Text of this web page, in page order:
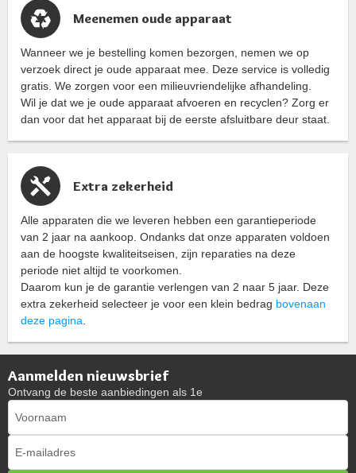
Meenemen oude apparaat
Wanneer we je bestelling komen bezorgen, nemen we op
verzoek direct je oude apparaat mee. Deze service is volledig
gratis. We zorgen voor een milieuvriendelijke afhandeling.
Wil je dat we je oude apparaat afvoeren en recyclen? Zorg er
dan voor dat het apparaat bij de eerste afsluitbare deur staat.
Extra zekerheid
Alle apparaten die we leveren hebben een garantieperiode
van 2 jaar na aankoop. Ondanks dat onze apparaten voldoen
aan de hoogste kwaliteitseisen, zijn reparaties na deze
periode niet altijd te voorkomen.
Daarom kun je de garantie verlengen van 2 naar 5 jaar. Deze
extra zekerheid selecteer je voor een klein bedrag bovenaan
deze pagina
Aanmelden nieuwsbrief
Ontvang de beste aanbiedingen als 1e